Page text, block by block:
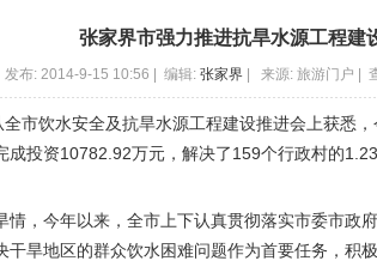
张家界市强力推进抗旱水源工程建
发布: 2014-9-15 10:56 | 编辑: 张家界| 来源: 旅游门户 |
市饮水安全及抗旱水源工程建设推进会上获悉
成投资10782.92万元，解决了159个行政村的
情，今年以来，全市上下认真贯彻落实市委市政
干旱地区的群众饮水困难问题作为首要任务，积